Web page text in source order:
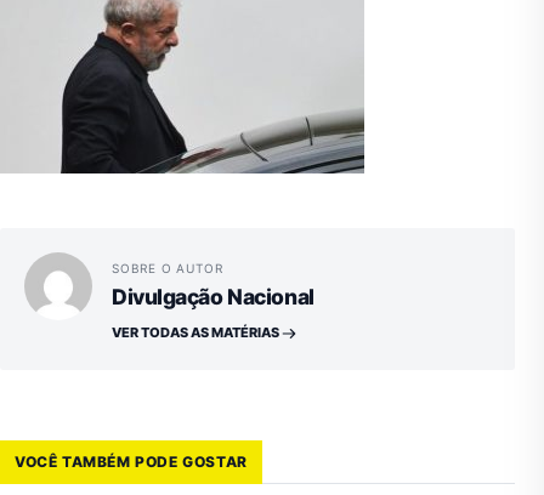
SOBRE O AUTOR
Divulgação Nacional
VER TODAS AS MATÉRIAS
VOCÊ TAMBÉM PODE GOSTAR